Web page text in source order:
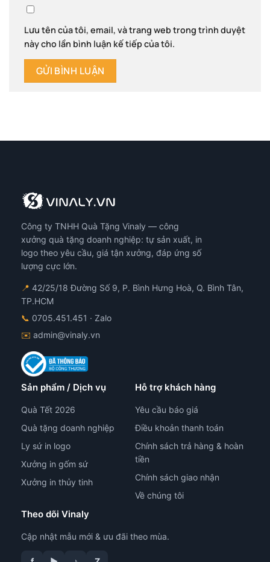
Lưu tên của tôi, email, và trang web trong trình duyệt
này cho lần bình luận kế tiếp của tôi.
Công ty TNHH Quà Tặng Vinaly — công
xưởng quà tặng doanh nghiệp: tự sản xuất, in
logo theo yêu cầu, giá tận xưởng, đáp ứng số
lượng cực lớn.
📍 42/25/18 Đường Số 9, P. Bình Hưng Hoà, Q. Bình Tân,
TP.HCM
📞 0705.451.451 · Zalo
✉️ admin@vinaly.vn
Sản phẩm / Dịch vụ
Quà Tết 2026
Quà tặng doanh nghiệp
Ly sứ in logo
Xưởng in gốm sứ
Xưởng in thủy tinh
Hỗ trợ khách hàng
Yêu cầu báo giá
Điều khoản thanh toán
Chính sách trả hàng & hoàn
tiền
Chính sách giao nhận
Về chúng tôi
Theo dõi Vinaly
Cập nhật mẫu mới & ưu đãi theo mùa.